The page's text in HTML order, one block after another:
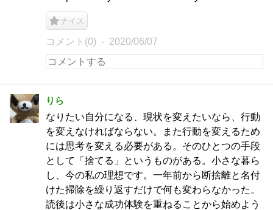
ナイス
コメント(0) 2020/06/07
りら
なりたい自分になる、現状を変えたいなら、行動
を変えなければならない。また行動を変えるため
には思考を変える必要がある。そのひとつの手段
として「捨てる」というものがある。小さな暮ら
し、今の私の理想です。一年前から断捨離と名付
けた掃除を繰り返すだけで何も変わらなかった。
読後は小さな成功体験を重ねることから始めよう